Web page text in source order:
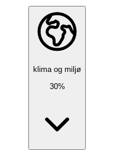
klima og miljø
30%